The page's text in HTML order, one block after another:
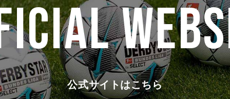
公式サイトはこちら